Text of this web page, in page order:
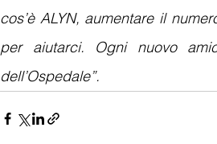
cos’è ALYN, aumentare il
per aiutarci. Ogni nuovo
dell’Ospedale”.